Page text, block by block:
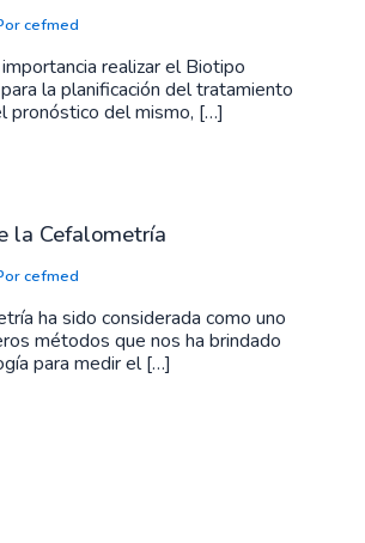
cefmed
realizar el Biotipo
la planificación del tratamiento
pronóstico del mismo, […]
la Cefalometría
cefmed
ha sido considerada como uno
métodos que nos ha brindado
para medir el […]